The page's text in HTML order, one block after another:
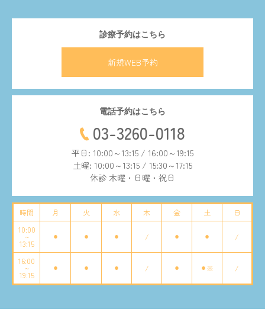
診療予約はこちら
新規WEB予約
電話予約はこちら
03-3260-0118
平日: 10:00～13:15 / 16:00～19:15
土曜: 10:00～13:15 / 15:30～17:15
休診 木曜・日曜・祝日
時間 月 火 水 木 金 土
日
10:00
~
13:15
⚫︎ ⚫︎ ⚫︎ / ⚫︎ ⚫︎ /
16:00
~
19:15
⚫︎ ⚫︎ ⚫︎ / ⚫︎ ⚫︎※ /